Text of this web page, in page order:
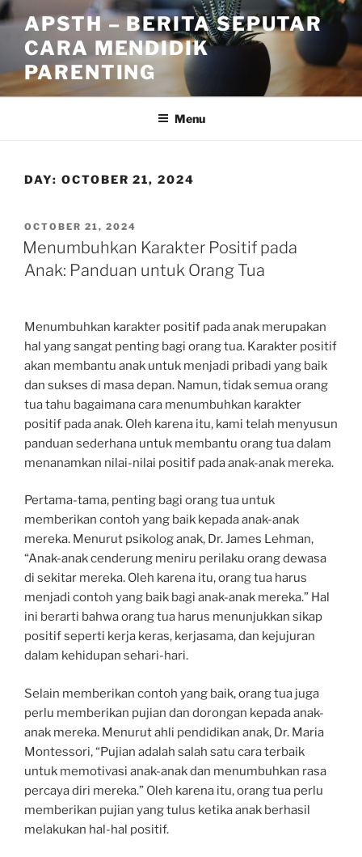
Skip
to
content
APSTH – BERITA SEPUTAR
CARA MENDIDIK
PARENTING
Menu
DAY: OCTOBER 21, 2024
POSTED
ON
OCTOBER 21, 2024
Menumbuhkan Karakter Positif pada
Anak: Panduan untuk Orang Tua
Menumbuhkan karakter positif pada anak merupakan
hal yang sangat penting bagi orang tua. Karakter positif
akan membantu anak untuk menjadi pribadi yang baik
dan sukses di masa depan. Namun, tidak semua orang
tua tahu bagaimana cara menumbuhkan karakter
positif pada anak. Oleh karena itu, kami telah menyusun
panduan sederhana untuk membantu orang tua dalam
menanamkan nilai-nilai positif pada anak-anak mereka.
Pertama-tama, penting bagi orang tua untuk
memberikan contoh yang baik kepada anak-anak
mereka. Menurut psikolog anak, Dr. James Lehman,
“Anak-anak cenderung meniru perilaku orang dewasa
di sekitar mereka. Oleh karena itu, orang tua harus
menjadi contoh yang baik bagi anak-anak mereka.” Hal
ini berarti bahwa orang tua harus menunjukkan sikap
positif seperti kerja keras, kerjasama, dan kejujuran
dalam kehidupan sehari-hari.
Selain memberikan contoh yang baik, orang tua juga
perlu memberikan pujian dan dorongan kepada anak-
anak mereka. Menurut ahli pendidikan anak, Dr. Maria
Montessori, “Pujian adalah salah satu cara terbaik
untuk memotivasi anak-anak dan menumbuhkan rasa
percaya diri mereka.” Oleh karena itu, orang tua perlu
memberikan pujian yang tulus ketika anak berhasil
melakukan hal-hal positif.